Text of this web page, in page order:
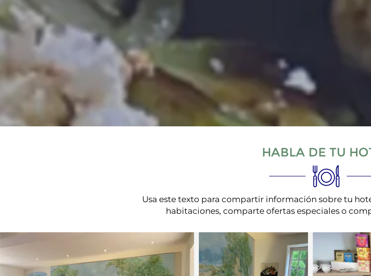
HABLA DE TU
Usa este texto para compartir información sobre tu
habitaciones, comparte ofertas especiales o